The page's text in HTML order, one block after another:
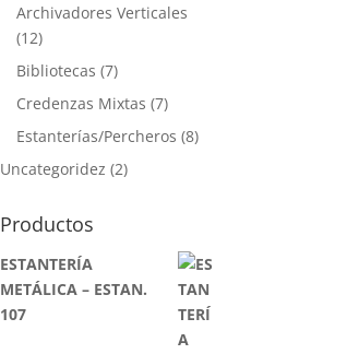
Archivadores Verticales
(12)
Bibliotecas (7)
Credenzas Mixtas (7)
Estanterías/Percheros (8)
Uncategoridez (2)
Productos
ESTANTERÍA
METÁLICA – ESTAN.
107